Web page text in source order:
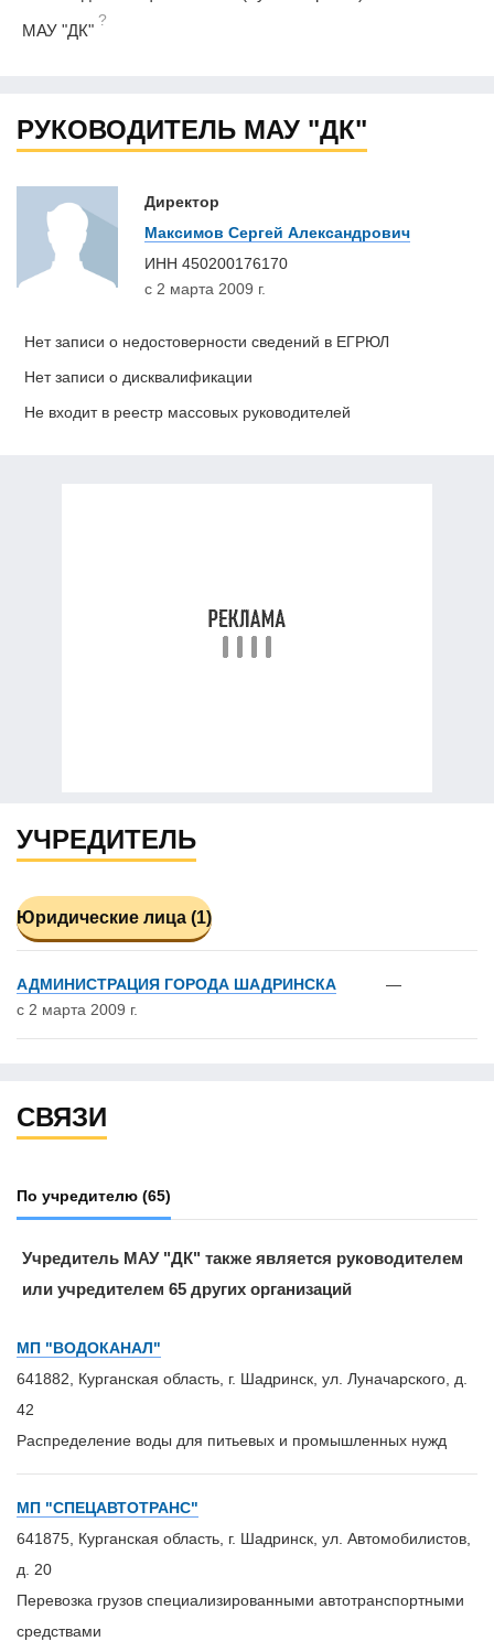
МАУ "ДК"
?
РУКОВОДИТЕЛЬ МАУ "ДК"
Директор
Максимов Сергей Александрович
ИНН 450200176170
с 2 марта 2009 г.
Нет записи о недостоверности сведений в ЕГРЮЛ
Нет записи о дисквалификации
Не входит в реестр массовых руководителей
УЧРЕДИТЕЛЬ
Юридические лица (1)
АДМИНИСТРАЦИЯ ГОРОДА ШАДРИНСКА
с 2 марта 2009 г.
—
СВЯЗИ
По учредителю (65)
Учредитель МАУ "ДК" также является руководителем
или учредителем 65 других организаций
МП "ВОДОКАНАЛ"
641882, Курганская область, г. Шадринск, ул. Луначарского, д.
42
Распределение воды для питьевых и промышленных нужд
МП "СПЕЦАВТОТРАНС"
641875, Курганская область, г. Шадринск, ул. Автомобилистов,
д. 20
Перевозка грузов специализированными автотранспортными
средствами